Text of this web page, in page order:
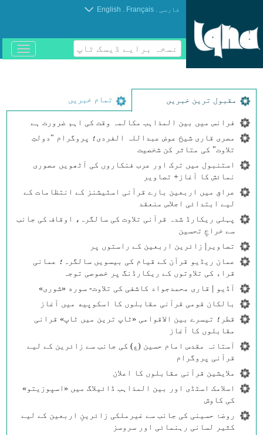
فارسی .
Français
.
English
نسخہ برایے ڈیسک ٹاپ
باز
و
مقبول ترین خبریں تمام خبریں
فرانس میں بین المذاہب مکالمہ وقت کی اہم ضرورت ہے
مصری قاری شیخ عوض عبداللہ الفردی؛ پروگرام "دولتِ
تلاوت" کی متاثر کن شخصیت
استنبول میں ترک اور عرب فنکاروں کی آٹھویں مصوری
نمائش کا آغاز+ تصاویر
عراق میں اربعین بارے قرآنی اسٹیشنز کے انتظامات کے
لیے ابتدائی اجلاس منعقد
پہلی ریکارڈ شدہ قرآنی تلاوت کی سالگرہ، اوقاف کی جانب
سے خراجِ تحسین
تصاویر| زائرین اربعین کے راستوں پر
عمان ریڈیو قرآن کے قیام کی بیسویں سالگرہ؛ عمانی
قراء کی تلاوتوں کے ریکارڈنگ پر خصوصی توجہ
آڈیو | قاری محمدجواد کاشفی کی تلاوت- سوره‌‌ «شوری»
بالکان قومی قرآنی مقابلوں کا اسکوپیه میں آغاز
قطر؛ تیسرے بین الاقوامی «ٹاپ ترین میں ٹاپ» قرانی
مقابلوں کا آغاز
آستانہ مقدس امام حسین (ع) کی جانب سے زائرین کے لیے
قرآنی پروگرام
ملایشین قرآنی مقابلوں کا اعلان
اسلامک اسٹڈی اور بین المذاہب ڈائیلاگ میں «اسپوزیتو»
کی کاوش
روضۂ حسینی کی جانب سے غیرملکی زائرینِ اربعین کے لیے
کثیر لسانی رہنمائی اور سروسز